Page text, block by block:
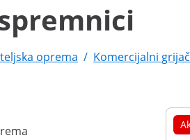
oprema / Komercijalni